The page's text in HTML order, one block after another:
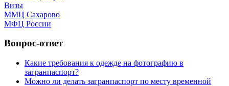
Визы
ММЦ Сахарово
МФЦ России
Вопрос-ответ
Какие требования к одежде на фотографию в
загранпаспорт?
Можно ли делать загранпаспорт по месту временной